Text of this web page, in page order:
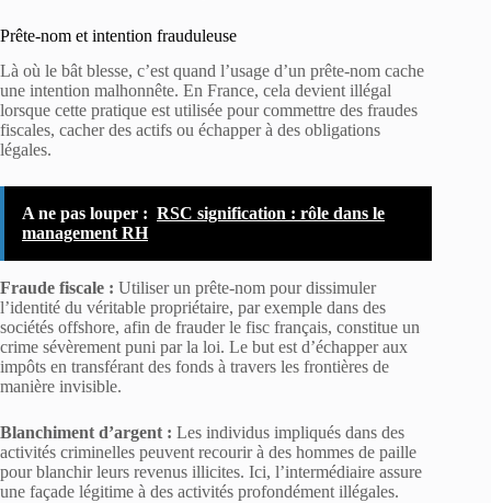
Prête-nom et intention frauduleuse
Là où le bât blesse, c’est quand l’usage d’un prête-nom cache
une intention malhonnête. En France, cela devient illégal
lorsque cette pratique est utilisée pour commettre des fraudes
fiscales, cacher des actifs ou échapper à des obligations
légales.
A ne pas louper : RSC signification : rôle dans le
management RH
Fraude fiscale : Utiliser un prête-nom pour dissimuler
l’identité du véritable propriétaire, par exemple dans des
sociétés offshore, afin de frauder le fisc français, constitue un
crime sévèrement puni par la loi. Le but est d’échapper aux
impôts en transférant des fonds à travers les frontières de
manière invisible.
Blanchiment d’argent : Les individus impliqués dans des
activités criminelles peuvent recourir à des hommes de paille
pour blanchir leurs revenus illicites. Ici, l’intermédiaire assure
une façade légitime à des activités profondément illégales.